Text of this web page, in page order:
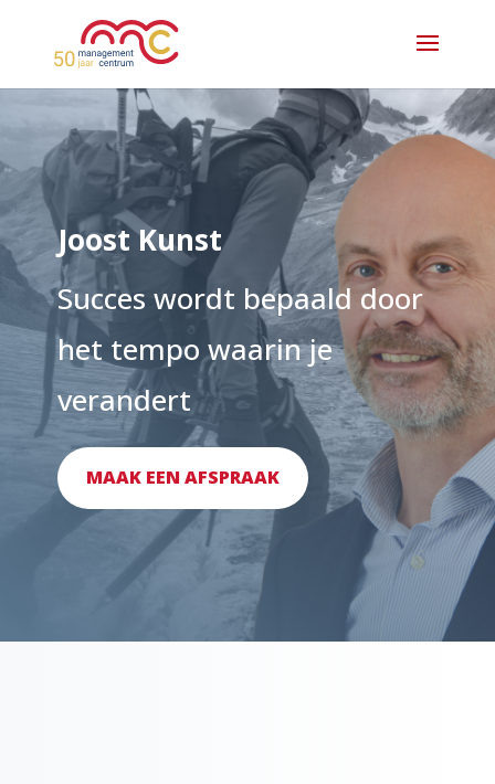
Joost Kunst
Succes wordt bepaald door
het tempo waarin je
verandert
MAAK EEN AFSPRAAK